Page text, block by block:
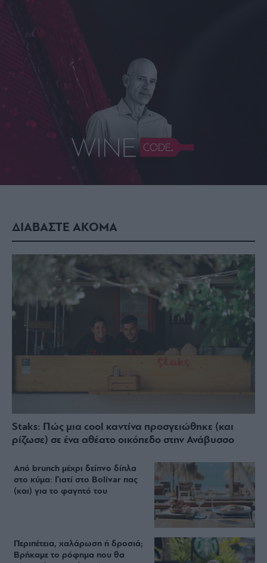
ΔΙΑΒΑΣΤΕ ΑΚΟΜΑ
Staks: Πώς μια cool καντίνα προσγειώθηκε (και
ρίζωσε) σε ένα αθέατο οικόπεδο στην Ανάβυσσο
Από brunch μέχρι δείπνο δίπλα
στο κύμα: Γιατί στο Bolivar πας
(και) για το φαγητό του
Περιπέτεια, χαλάρωση ή δροσιά;
Βρήκαμε το ρόφημα που θα